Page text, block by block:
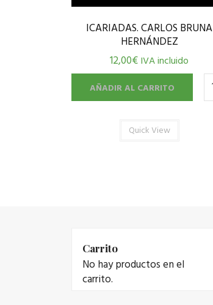
ICARIADAS. CARLOS BRUNA
HERNÁNDEZ
12,00€IVA incluido
AÑADIR AL CARRITO
Quick View
Carrito
No hay productos en el
carrito.